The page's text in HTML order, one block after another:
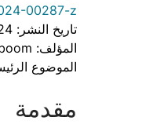
00287-z
تاريخ النشر: 2024-02-20
المؤلف: Theo Notteboom وآخرون
الموضوع
مقدمة